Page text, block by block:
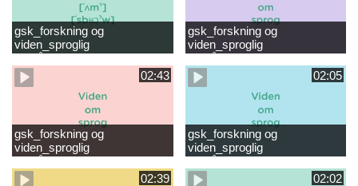
gsk_forskning og
viden_sproglig
læsevanskeligheder.mp4
gsk_forskning og
viden_sproglig
første læsning 6-8 år.mp4
02:43
gsk_forskning og
viden_sproglig
forståelse_Støt dit barns
fortsatte læsning 8-10 år.mp4
02:05
gsk_forskning og
viden_sproglig
forståelse_Snak med dit barn
6 mdr-2 år.mp4
02:39 02:02